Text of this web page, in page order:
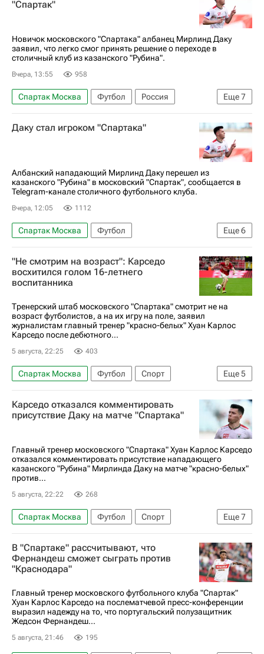
РПЛ 2026-2027 (Чемпионат России по футболу)
"Спартак"
Новичок московского "Спартака" албанец Мирлинд Даку
заявил, что легко смог принять решение о переходе в
столичный клуб из казанского "Рубина".
Вчера, 13:55 958
Еще7
Спартак Москва Футбол
Россия
Франсис Кахигао
Карлос Карседо
Мирлинд Даку
Алехандро Домингес
Даку стал игроком "Спартака"
Албанский нападающий Мирлинд Даку перешел из
казанского "Рубина" в московский "Спартак", сообщается в
Telegram-канале столичного футбольного клуба.
Вчера, 12:05 1112
Еще6
Спартак Москва
Футбол
Трансферы в РПЛ
Рубин
Мирлинд Даку
Спорт
Трансферы
РПЛ 2026-2027 (Чемпионат России по футболу)
"Не смотрим на возраст": Карседо
восхитился голом 16-летнего
воспитанника
Тренерский штаб московского "Спартака" смотрит не на
возраст футболистов, а на их игру на поле, заявил
журналистам главный тренер "красно-белых" Хуан Карлос
Карседо после дебютного...
5 августа, 22:25 403
Еще5
Спартак Москва Футбол
Спорт
Никита Массалыга
Карлос Карседо
Оренбург
РПЛ 2026-2027 (Чемпионат России по футболу)
Кубок России по футболу
Карседо отказался комментировать
присутствие Даку на матче "Спартака"
Главный тренер московского "Спартака" Хуан Карлос Карседо
отказался комментировать присутствие нападающего
казанского "Рубина" Мирлинда Даку на матче "красно-белых"
против...
5 августа, 22:22 268
Еще7
Спартак Москва Футбол
Спорт
Мирлинд Даку
Александер Джику
Карлос Карседо
Оренбург
Рубин
Кубок России по футболу
РПЛ 2026-2027 (Чемпионат России по футболу)
В "Спартаке" рассчитывают, что
Фернандеш сможет сыграть против
"Краснодара"
Главный тренер московского футбольного клуба "Спартак"
Хуан Карлос Карседо на послематчевой пресс-конференции
выразил надежду на то, что португальский полузащитник
Жедсон Фернандеш...
5 августа, 21:46 195